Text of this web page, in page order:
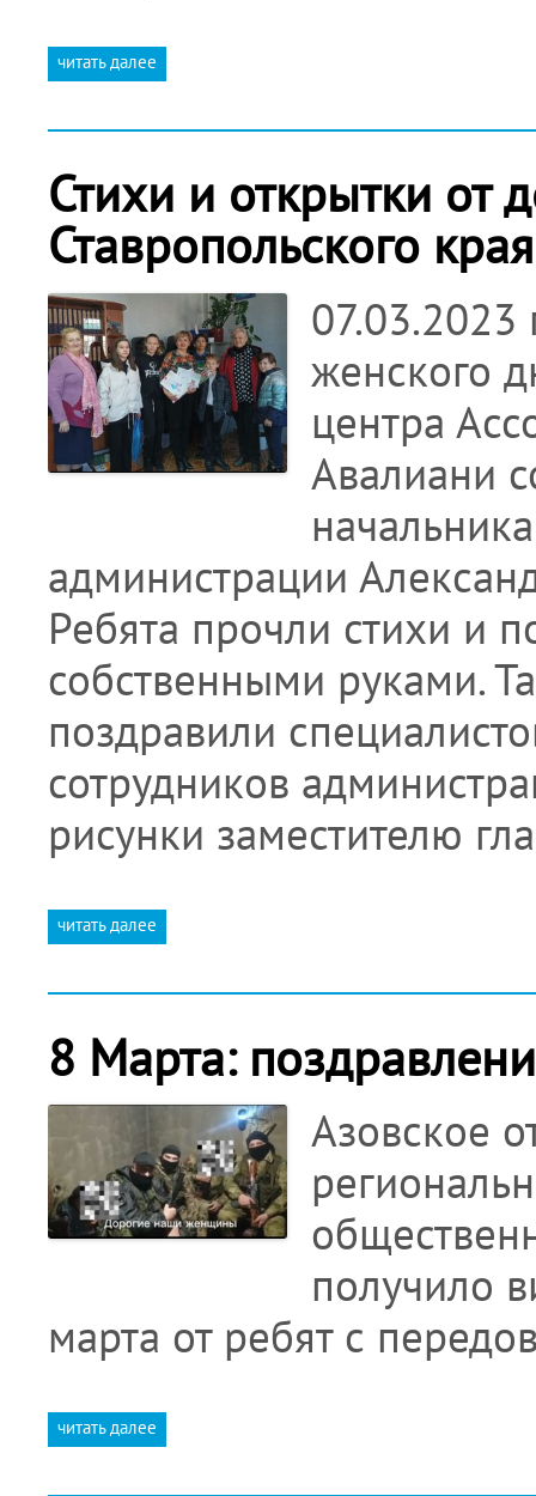
читать далее
Стихи и открытки от
Ставропольского края
07.03.2023
женского
центра
Авалиани
администрации
Ребята прочли стихи и
собственными руками.
поздравили
сотрудников
рисунки заместителю
читать далее
8 Марта:
Азовское
получило
марта от ребят с
читать далее